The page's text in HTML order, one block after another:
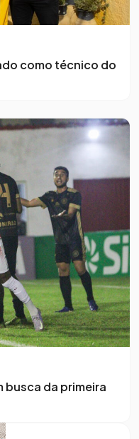
como técnico do
busca da primeira